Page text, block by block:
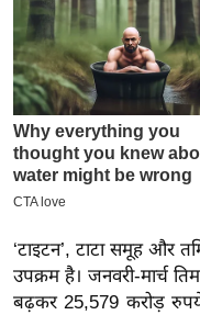
इ
म
ई
-
पे
प
सा
ल
‘टाइटन’, टाटा समूह और
उपक्रम है। जनवरी-मार्च
बढ़कर 25,579 करोड़